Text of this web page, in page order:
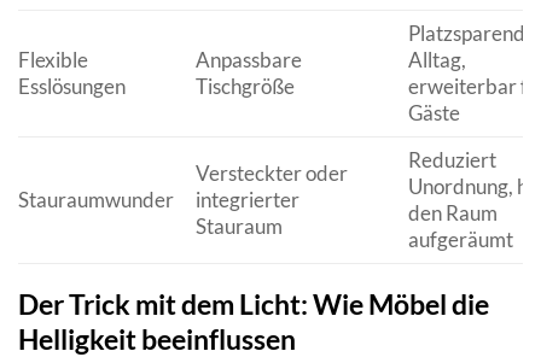
Flexible
Esslösungen
Anpassbare
Tischgröße
Platzsparend
Alltag,
erweiterbar
Gäste
Stauraumwunder
Versteckter oder
integrierter
Stauraum
Reduziert
Unordnung,
den Raum
aufgeräumt
Der Trick mit dem Licht: Wie Möbel die
Helligkeit beeinflussen